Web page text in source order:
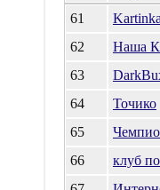
61
62
Наша
63
64
Точико
65
66
клуб